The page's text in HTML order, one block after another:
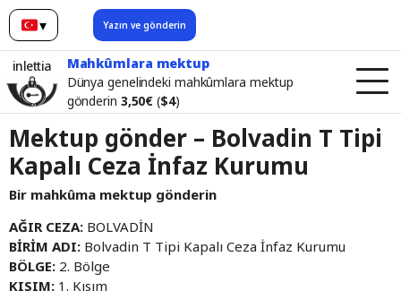
▾
Türkçe Yazın ve gönderin
inlettia
Mahkûmlara mektup
Dünya genelindeki mahkûmlara mektup
gönderin 3,50€($4)
Mektup gönder – Bolvadin T Tipi
Kapalı Ceza İnfaz Kurumu
Bir mahkûma mektup gönderin
AĞIR CEZA: BOLVADİN
BİRİM ADI: Bolvadin T Tipi Kapalı Ceza İnfaz Kurumu
BÖLGE: 2. Bölge
KISIM: 1. Kısım